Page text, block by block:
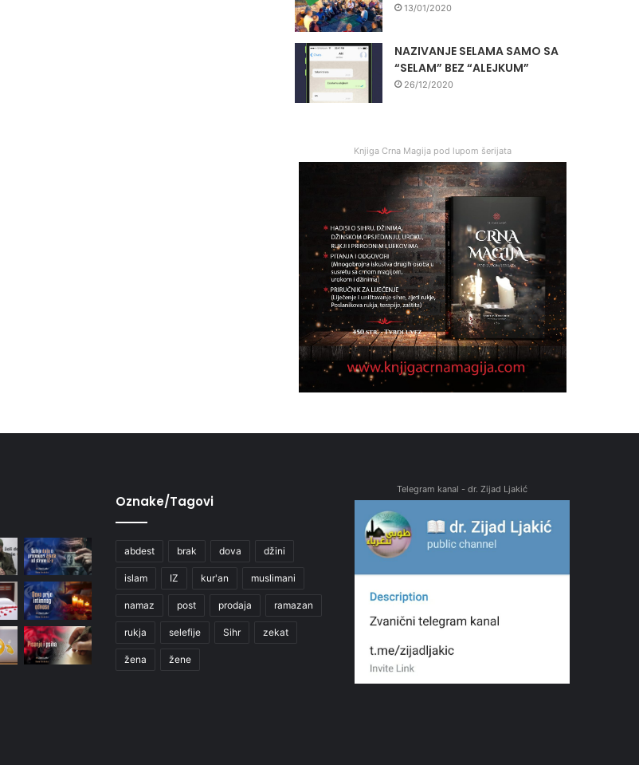
13/01/2020
NAZIVANJE SELAMA SAMO SA
“SELAM” BEZ “ALEJKUM”
26/12/2020
Knjiga Crna Magija pod lupom šerijata
Oznake/Tagovi
abdest brak dova džini
islam IZ kur'an muslimani
namaz post prodaja ramazan
rukja selefije Sihr zekat
žena žene
Telegram kanal - dr. Zijad Ljakić